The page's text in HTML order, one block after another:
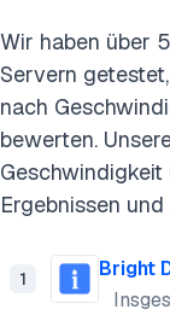
Wir haben über
Servern
nach
bewerten.
Ergebnissen
1
Bright
FAQs
Zitieren Sie